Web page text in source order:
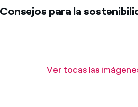
Consejos para la
Ver todas las